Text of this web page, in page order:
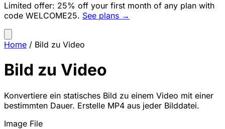
Limited offer: 25% off your first month of any plan with
code WELCOME25. See plans →
Home / Bild zu Video
Bild zu Video
Konvertiere ein statisches Bild zu einem Video mit einer
bestimmten Dauer. Erstelle MP4 aus jeder Bilddatei.
Image File